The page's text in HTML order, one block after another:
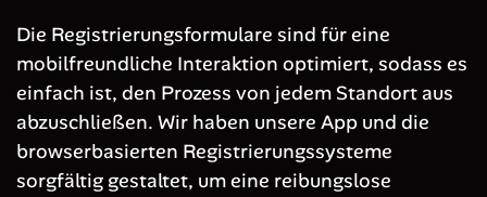
Die Registrierungsformulare sind für eine
mobilfreundliche Interaktion optimiert, sodass es
einfach ist, den Prozess von jedem Standort aus
abzuschließen. Wir haben unsere App und die
browserbasierten Registrierungssysteme
sorgfältig gestaltet, um eine reibungslose